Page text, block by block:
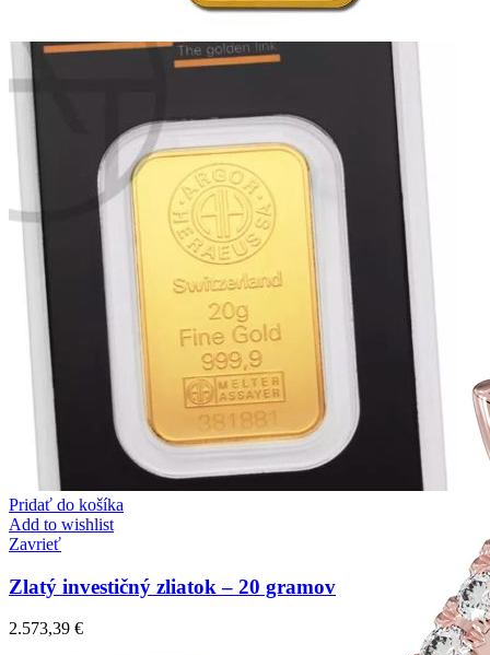
Elegant Night
Zásnubné prstne z kolekcie Elegant Night.
Pridať do košíka
Add to wishlist
Zavrieť
Zlatý investičný zliatok – 20 gramov
2.573,39 €